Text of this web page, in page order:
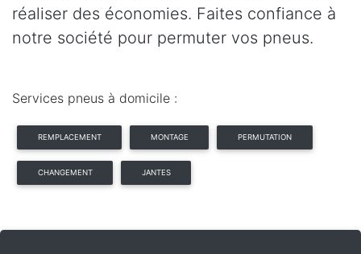
réaliser des économies. Faites confiance à
notre société pour permuter vos pneus.
Services pneus à domicile :
REMPLACEMENT MONTAGE PERMUTATION
CHANGEMENT JANTES